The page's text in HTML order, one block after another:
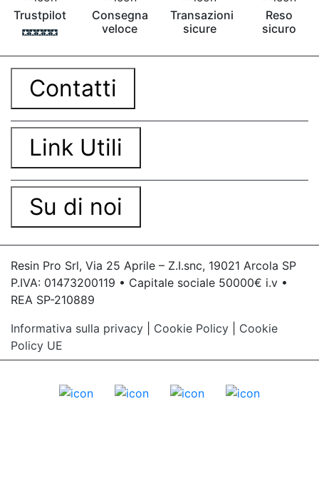
Trustpilot
Consegna
veloce
Transazioni
sicure
Reso
sicuro
Contatti
Link Utili
Su di noi
Resin Pro Srl, Via 25 Aprile – Z.I.snc, 19021 Arcola SP
P.IVA: 01473200119 • Capitale sociale 50000€ i.v •
REA SP-210889
Informativa sulla privacy
Cookie Policy
Cookie
Policy UE